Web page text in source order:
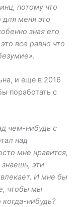
потому что
меня это
зная его
все равно что
и еще в 2016
поработать с
чем-нибудь с
над
мне нравится,
эти
И мне бы
чтобы мы
нибудь?